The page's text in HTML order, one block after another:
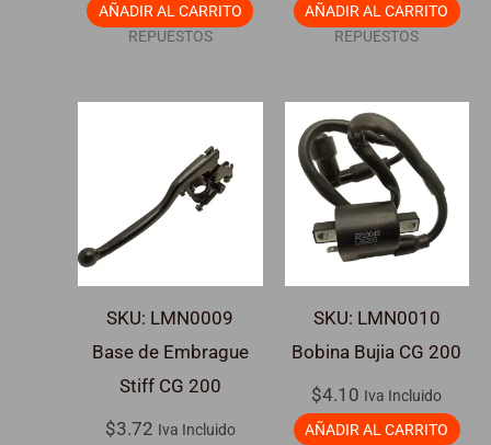
AÑADIR AL CARRITO
REPUESTOS
AÑADIR AL CARRITO
REPUESTOS
SKU: LMN0009
Base de Embrague
Stiff CG 200
$3.72 Iva Incluido
SKU: LMN0010
Bobina Bujia CG 200
$4.10 Iva Incluido
AÑADIR AL CARRITO